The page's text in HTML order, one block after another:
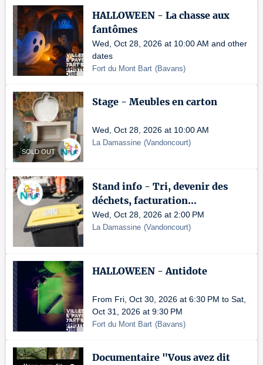
HALLOWEEN - La chasse aux
fantômes
Wed, Oct 28, 2026 at 10:00 AM and other
dates
Fort du Mont Bart (Bavans)
SOLD OUT
Stage - Meubles en carton
Wed, Oct 28, 2026 at 10:00 AM
La Damassine (Vandoncourt)
Stand info - Tri, devenir des
déchets, facturation...
Wed, Oct 28, 2026 at 2:00 PM
La Damassine (Vandoncourt)
HALLOWEEN - Antidote
From Fri, Oct 30, 2026 at 6:30 PM to Sat,
Oct 31, 2026 at 9:30 PM
Fort du Mont Bart (Bavans)
Documentaire "Vous avez dit